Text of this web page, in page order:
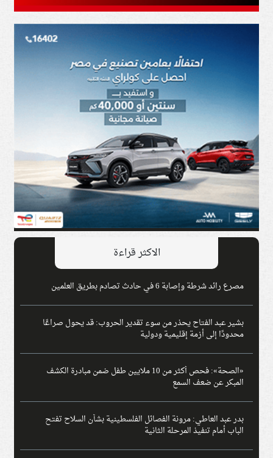
الاكثر قراءة
مصرع رائد شرطة وإصابة 6 في حادث تصادم بطريق العلمين
بشير عبد الفتاح يحذر من سوء تقدير الحروب: قد يحول صراعًا
محدودًا إلى أزمة إقليمية ودولية
«الصحة»: فحص أكثر من 10 ملايين طفل ضمن مبادرة الكشف
المبكر عن ضعف السمع
بدر عبد العاطي: مرونة الفصائل الفلسطينية بشأن السلاح تفتح
الباب أمام تنفيذ المرحلة الثانية